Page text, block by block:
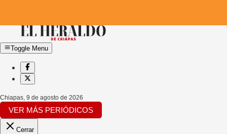
Toggle Menu
Chiapas, 9 de agosto de 2026
VER MÁS PERIÓDICOS
Cerrar